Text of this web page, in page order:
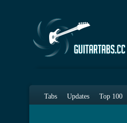
Tabs Updates Top 100